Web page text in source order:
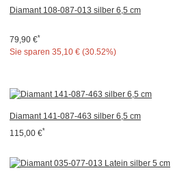
Diamant 108-087-013 silber 6,5 cm
79,90 €*
Sie sparen 35,10 € (30.52%)
Diamant 141-087-463 silber 6,5 cm
115,00 €*